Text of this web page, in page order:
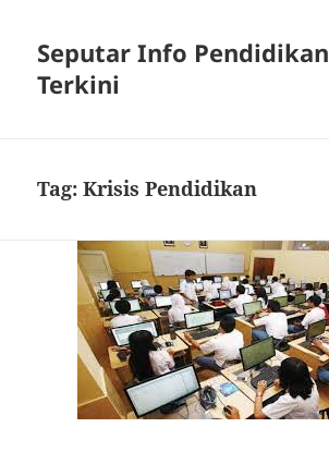
Seputar Info Pendidikan
Terkini
Tag:Krisis Pendidikan